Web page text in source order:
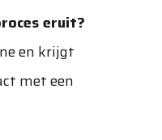
eruit?
en krijgt
met een